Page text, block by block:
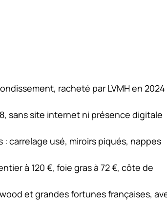
racheté par LVMH en 2024
sans site internet ni présence digitale
carrelage usé, miroirs piqués, nappes
à 120 €, foie gras à 72 €, côte de
et grandes fortunes françaises,